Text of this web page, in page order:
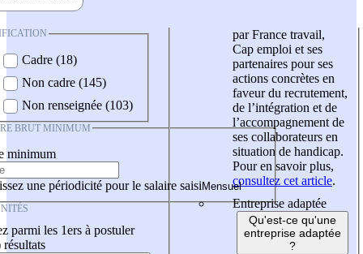
Cadre (18)
Non cadre (145)
Non renseignée (103)
BRUT MINIMUM
minimum
une périodicité pour le salaire saisi
parmi les 1ers à postuler
résultats
par France travail,
Cap emploi et ses
partenaires pour ses
actions concrètes en
faveur du recrutement,
de l’intégration et de
l’accompagnement de
ses collaborateurs en
situation de handicap.
Pour en savoir plus,
consultez cet article.
Entreprise adaptée
Qu'est-ce qu'une
entreprise adaptée
?